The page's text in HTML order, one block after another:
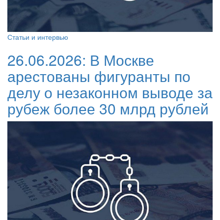
Статьи и интервью
26.06.2026: В Москве
арестованы фигуранты по
делу о незаконном выводе за
рубеж более 30 млрд рублей